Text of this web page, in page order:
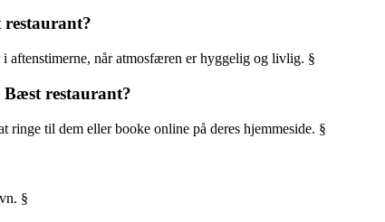
restaurant?
aftenstimerne, når atmosfæren er hyggelig og livlig. §
restaurant?
ringe til dem eller booke online på deres hjemmeside. §
§